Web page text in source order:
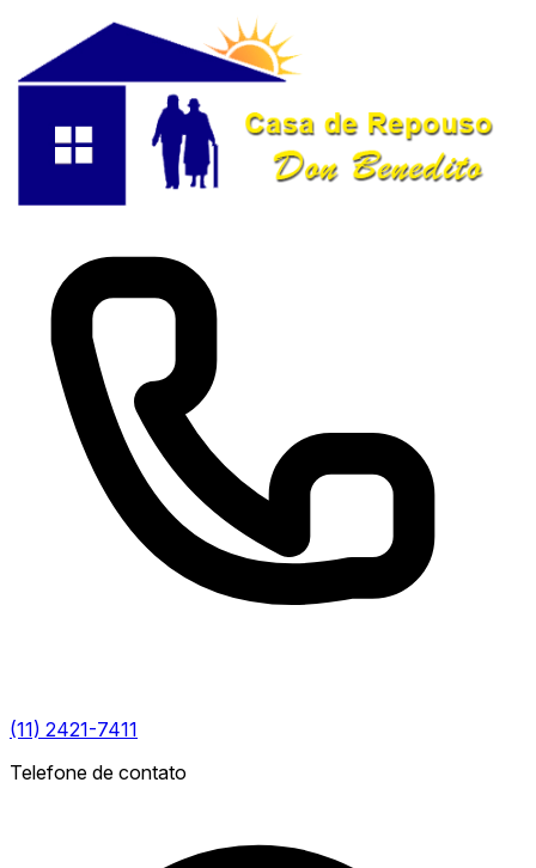
(11) 2421-7411
Telefone de contato